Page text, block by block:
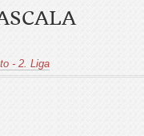
- 2. Liga